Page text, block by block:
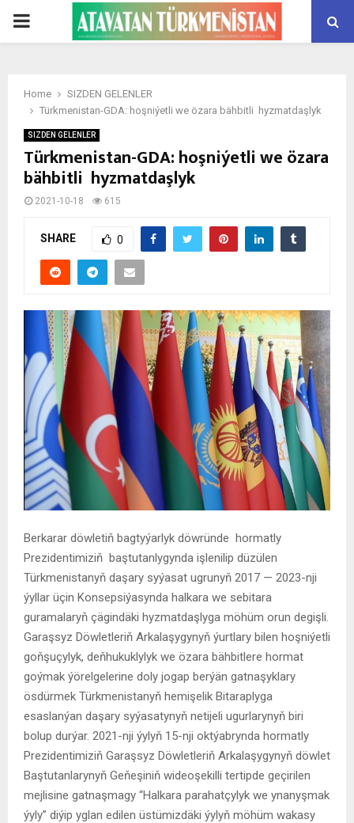
PRIMARY
Home
SIZDEN GELENLER
Türkmenistan-GDA: hoşniýetli we özara bähbitli hyzmatdaşlyk
SIZDEN GELENLER
Türkmenistan-GDA: hoşniýetli we özara
bähbitli hyzmatdaşlyk
2021-10-18 615
SHARE 0
Berkarar döwletiň bagtyýarlyk döwründe hormatly
Prezidentimiziň baştutanlygynda işlenilip düzülen
Türkmenistanyň daşary syýasat ugrunyň 2017 — 2023-nji
ýyllar üçin Konsepsiýasynda halkara we sebitara
guramalaryň çägindäki hyzmatdaşlyga möhüm orun degişli.
Garaşsyz Döwletleriň Arkalaşygynyň ýurtlary bilen hoşniýetli
goňşuçylyk, deňhukuklylyk we özara bähbitlere hormat
goýmak ýörelgelerine doly jogap berýän gatnaşyklary
ösdürmek Türkmenistanyň hemişelik Bitaraplyga
esaslanýan daşary syýasatynyň netijeli ugurlarynyň biri
bolup durýar. 2021-nji ýylyň 15-nji oktýabrynda hormatly
Prezidentimiziň Garaşsyz Döwletleriň Arkalaşygynyň döwlet
Baştutanlarynyň Geňeşiniň wideoşekilli tertipde geçirilen
mejlisine gatnaşmagy “Halkara parahatçylyk we ynanyşmak
ýyly” diýip yglan edilen üstümizdäki ýylyň möhüm wakasy